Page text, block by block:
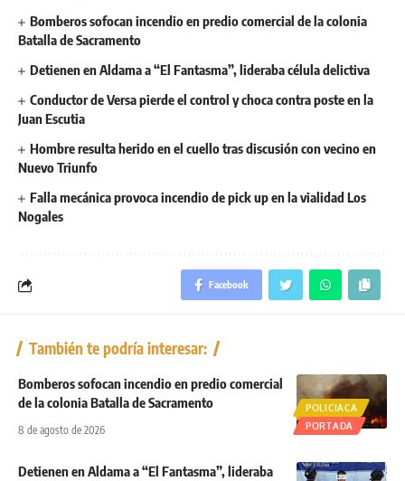
Bomberos sofocan incendio en predio comercial de la colonia
Batalla de Sacramento
Detienen en Aldama a “El Fantasma”, lideraba célula delictiva
Conductor de Versa pierde el control y choca contra poste en la
Juan Escutia
Hombre resulta herido en el cuello tras discusión con vecino en
Nuevo Triunfo
Falla mecánica provoca incendio de pick up en la vialidad Los
Nogales
Facebook
También te podría interesar:
POLICIACA
PORTADA
Bomberos sofocan incendio en predio comercial
de la colonia Batalla de Sacramento
8 de agosto de 2026
Detienen en Aldama a “El Fantasma”, lideraba